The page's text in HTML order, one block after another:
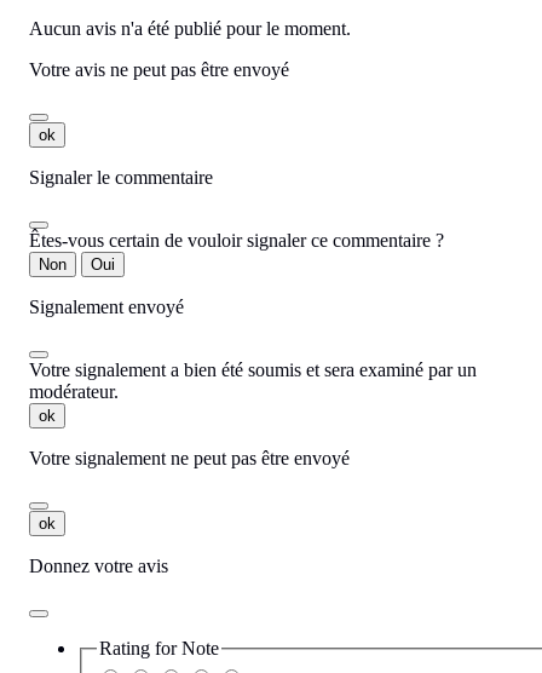
Aucun avis n'a été publié pour le moment.
Votre avis ne peut pas être envoyé
ok
Signaler le commentaire
Êtes-vous certain de vouloir signaler ce commentaire ?
Non Oui
Signalement envoyé
Votre signalement a bien été soumis et sera examiné par un
modérateur.
ok
Votre signalement ne peut pas être envoyé
ok
Donnez votre avis
Rating forNote